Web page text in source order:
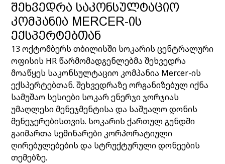
ᲨᲔᲮᲕᲔᲓᲠᲐ ᲡᲐᲙᲝᲜᲡᲣᲚᲢᲐᲪᲘᲝ
ᲙᲝᲛᲞᲐᲜᲘᲐ MERCER-ᲘᲡ
ᲔᲥᲡᲞᲔᲠᲢᲔᲑᲗᲐᲜ
13 ოქტომბერს თბილისში სოკარის ცენტრალური
ოფისის HR წარმომადგენლებმა შეხვედრა
მოაწყეს საკონსულტაციო კომპანია Mercer-ის
ექსპერტებთან. შეხვედრაზე ორგანიზებულ იქნა
სამუშაო სესიები სოკარ ენერჯი ჯორჯიას
უმაღლესი მენეჯმენტისა და საშუალო დონის
მენეჯერებისთვის. სოკარის ქართულ გუნდში
გაიმართა სემინარები კორპორატიული
ღირებულებების და სტრუქტურული დონეების
თემებზე.